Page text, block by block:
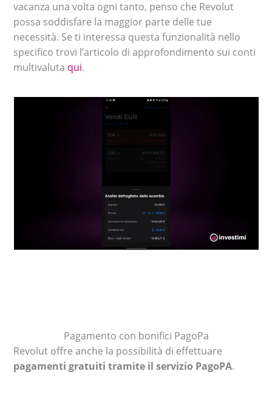
vacanza una volta ogni tanto, penso che Revolut
possa soddisfare la maggior parte delle tue
necessità. Se ti interessa questa funzionalità nello
specifico trovi l’articolo di approfondimento sui conti
multivaluta qui.
Pagamento con bonifici PagoPa
Revolut offre anche la possibilità di effettuare
pagamenti gratuiti tramite il servizio PagoPA.